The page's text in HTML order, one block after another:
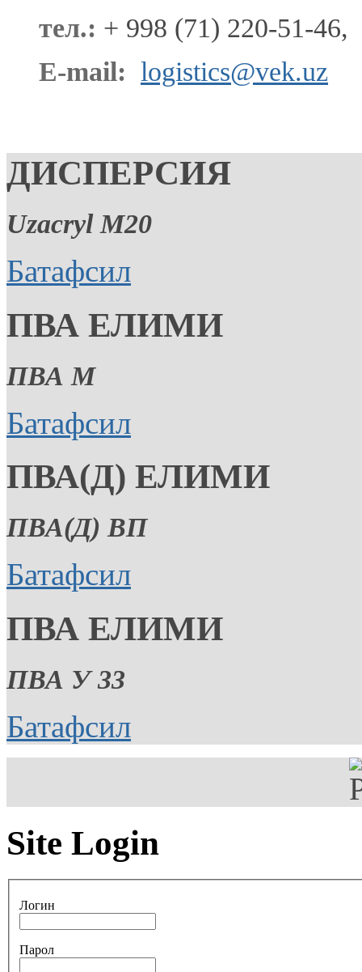
тел.: + 998 (71) 220-51-
E-mail: logistics@vek.uz
ДИСПЕРСИЯ
Uzacryl M20
Батафсил
ПВА ЕЛИМИ
ПВА М
Батафсил
ПВА(Д) ЕЛИМИ
ПВА(Д) ВП
Батафсил
ПВА ЕЛИМИ
ПВА У 33
Батафсил
Site Login
Логин
Парол